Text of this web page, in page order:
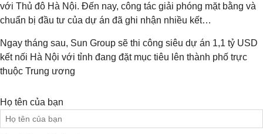
với Thủ đô Hà Nội. Đến nay, công tác giải phóng mặt bằng và
chuẩn bị đầu tư của dự án đã ghi nhận nhiều kết…
Ngay tháng sau, Sun Group sẽ thi công siêu dự án 1,1 tỷ USD
kết nối Hà Nội với tỉnh đang đặt mục tiêu lên thành phố trực
thuộc Trung ương
Họ tên của bạn